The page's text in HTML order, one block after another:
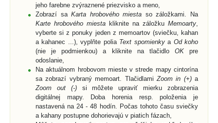
jeho farebne zvýraznené priezvisko a meno,
Zobrazí saKarta hrobového miesta so záložkami. Na
Karte hrobového miesta kliknite na záložku Memoarty
vyberte si z ponuky jeden z memoartov (sviečku, kahan
a kahanec ...), vyplňte polia Text spomienkya Od koho
(nie je podmienkou) a kliknite na tlačidlo OKpre
odoslanie,
Na aktuálnom hrobovom mieste v strede mapy cintorína
sa zobrazí vybraný memoart. Tlačidlami Zoom in (+)a
Zoom out (-)si môžete upraviť mierku zobrazenia
digitálnej mapy. Doba horenia resp. položenia je
nastavená na 24 - 48 hodín. Počas tohoto času sviečky
a kahany postupne dohorievajú v piatich fázach,